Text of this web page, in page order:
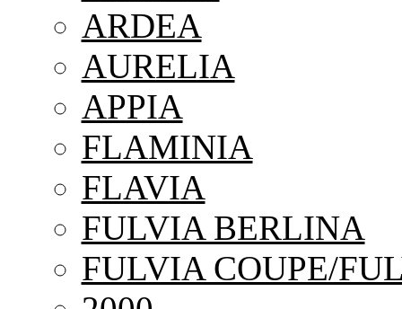
ARDEA
AURELIA
APPIA
FLAMINIA
FLAVIA
FULVIA BERLINA
FULVIA COUPE/